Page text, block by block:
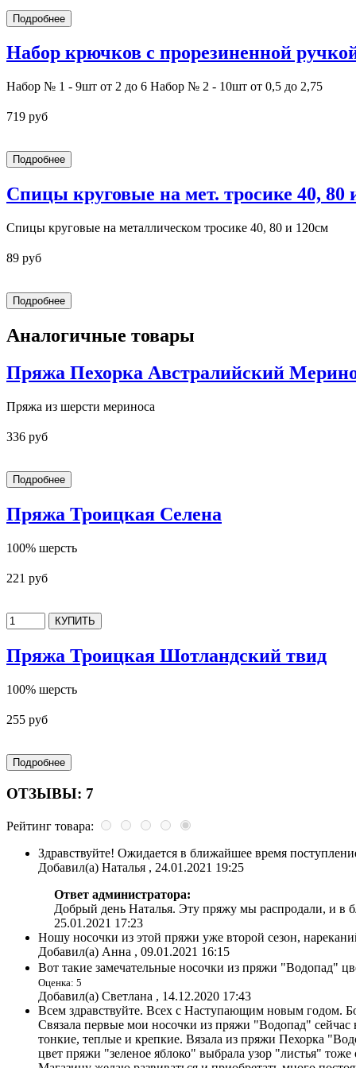
Набор крючков с прорезиненной
Набор № 1 - 9шт от 2 до 6 Набор № 2 - 10шт от 0,5 до 2,75
719 руб
Спицы круговые на мет. тросике 40, 80
Спицы круговые на металлическом тросике 40, 80 и 120см
89 руб
Аналогичные товары
Пряжа Пехорка Австралийский
Пряжа из шерсти мериноса
336 руб
Пряжа Троицкая Селена
100% шерсть
221 руб
Пряжа Троицкая Шотландский твид
100% шерсть
255 руб
ОТЗЫВЫ: 7
Рейтинг товара:
Здравствуйте! Ожидается в ближайшее время
Добавил(а) Наталья , 24.01.2021 19:25
Ответ администратора:
Добрый день Наталья. Эту пряжу мы распродали, и в
25.01.2021 17:23
Ношу носочки из этой пряжи уже второй сезон,
Добавил(а) Анна , 09.01.2021 16:15
Вот такие замечательные носочки из пряжи "Водопад"
Оценка: 5
Добавил(а) Светлана , 14.12.2020 17:43
Всем здравствуйте. Всех с Наступающим новым годом.
Связала первые мои носочки из пряжи "Водопад"
тонкие, теплые и крепкие. Вязала из пряжи Пехорка
цвет пряжи "зеленое яблоко" выбрала узор "листья"